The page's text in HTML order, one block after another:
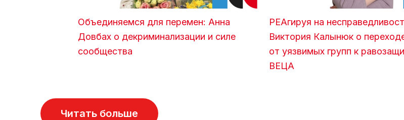
Объединяемся для перемен: Анна
Довбах о декриминализации и силе
сообщества
РЕАгируя на
Виктория Калынюк о
от уязвимых групп к
ВЕЦА
Читать больше